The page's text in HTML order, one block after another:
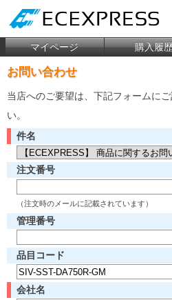
マイページ 購入履
お問い合わせ
当店へのご要望は、下記フォームに
い。
件名
注文番号
（注文時のメールに記載されています）
管理番号
品目コード
会社名